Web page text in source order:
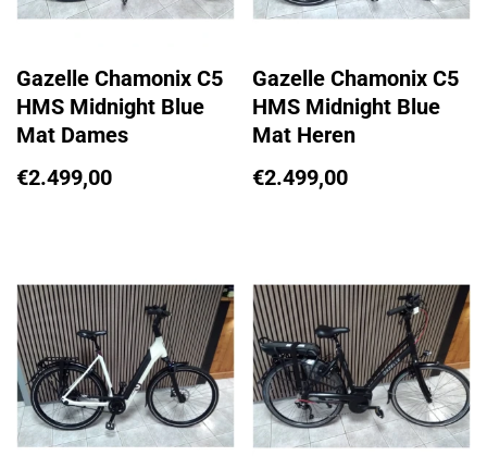
Gazelle Chamonix C5
HMS Midnight Blue
Mat Dames
€2.499,00
Gazelle Chamonix C5
HMS Midnight Blue
Mat Heren
€2.499,00